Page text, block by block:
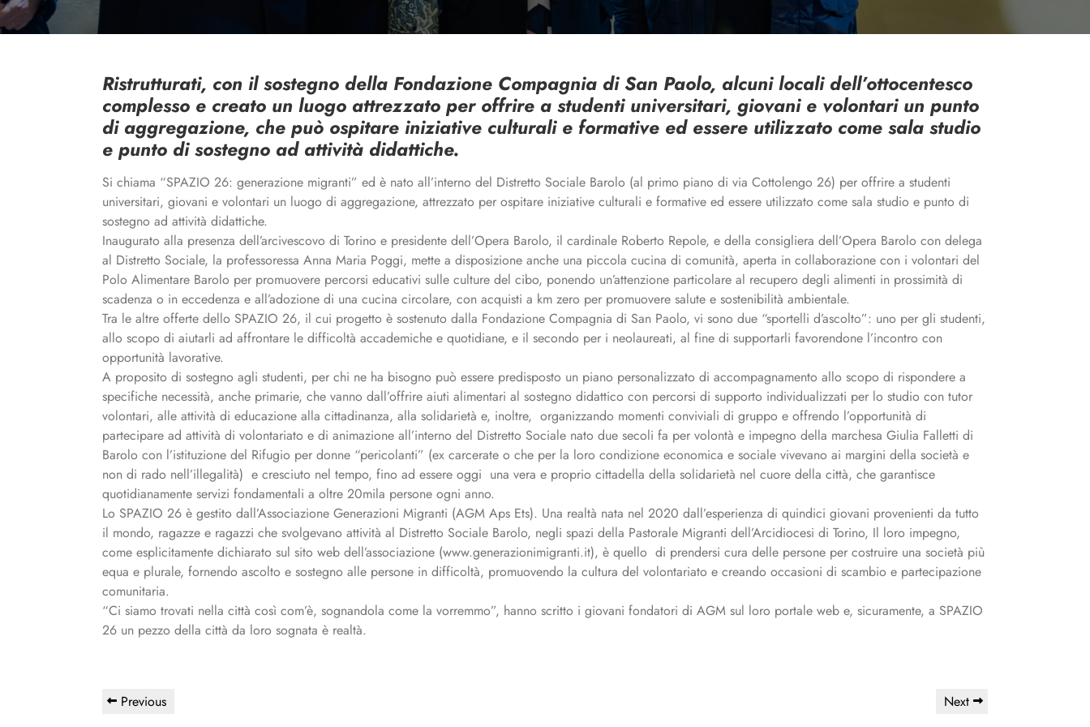
Ristrutturati, con il sostegno della Fondazione Compagnia di San Paolo, alcuni locali dell’ottocentesco
complesso e creato un luogo attrezzato per offrire a studenti universitari, giovani e volontari un punto
di aggregazione, che può ospitare iniziative culturali e formative ed essere utilizzato come sala studio
e punto di sostegno ad attività didattiche.
Si chiama “SPAZIO 26: generazione migranti” ed è nato all’interno del Distretto Sociale Barolo (al primo piano di via Cottolengo 26) per offrire a studenti
universitari, giovani e volontari un luogo di aggregazione, attrezzato per ospitare iniziative culturali e formative ed essere utilizzato come sala studio e punto di
sostegno ad attività didattiche.
Inaugurato alla presenza dell’arcivescovo di Torino e presidente dell’Opera Barolo, il cardinale Roberto Repole, e della consigliera dell’Opera Barolo con delega
al Distretto Sociale, la professoressa Anna Maria Poggi, mette a disposizione anche una piccola cucina di comunità, aperta in collaborazione con i volontari del
Polo Alimentare Barolo per promuovere percorsi educativi sulle culture del cibo, ponendo un’attenzione particolare al recupero degli alimenti in prossimità di
scadenza o in eccedenza e all’adozione di una cucina circolare, con acquisti a km zero per promuovere salute e sostenibilità ambientale.
Tra le altre offerte dello SPAZIO 26, il cui progetto è sostenuto dalla Fondazione Compagnia di San Paolo, vi sono due “sportelli d’ascolto”: uno per gli studenti,
allo scopo di aiutarli ad affrontare le difficoltà accademiche e quotidiane, e il secondo per i neolaureati, al fine di supportarli favorendone l’incontro con
opportunità lavorative.
A proposito di sostegno agli studenti, per chi ne ha bisogno può essere predisposto un piano personalizzato di accompagnamento allo scopo di rispondere a
specifiche necessità, anche primarie, che vanno dall’offrire aiuti alimentari al sostegno didattico con percorsi di supporto individualizzati per lo studio con tutor
volontari, alle attività di educazione alla cittadinanza, alla solidarietà e, inoltre, organizzando momenti conviviali di gruppo e offrendo l’opportunità di
partecipare ad attività di volontariato e di animazione all’interno del Distretto Sociale nato due secoli fa per volontà e impegno della marchesa Giulia Falletti di
Barolo con l’istituzione del Rifugio per donne “pericolanti” (ex carcerate o che per la loro condizione economica e sociale vivevano ai margini della società e
non di rado nell’illegalità) e cresciuto nel tempo, fino ad essere oggi una vera e proprio cittadella della solidarietà nel cuore della città, che garantisce
quotidianamente servizi fondamentali a oltre 20mila persone ogni anno.
Lo SPAZIO 26 è gestito dall’Associazione Generazioni Migranti (AGM Aps Ets). Una realtà nata nel 2020 dall’esperienza di quindici giovani provenienti da tutto
il mondo, ragazze e ragazzi che svolgevano attività al Distretto Sociale Barolo, negli spazi della Pastorale Migranti dell’Arcidiocesi di Torino, Il loro impegno,
come esplicitamente dichiarato sul sito web dell’associazione (www.generazionimigranti.it), è quello di prendersi cura delle persone per costruire una società più
equa e plurale, fornendo ascolto e sostegno alle persone in difficoltà, promuovendo la cultura del volontariato e creando occasioni di scambio e partecipazione
comunitaria.
“Ci siamo trovati nella città così com’è, sognandola come la vorremmo”, hanno scritto i giovani fondatori di AGM sul loro portale web e, sicuramente, a SPAZIO
26 un pezzo della città da loro sognata è realtà.
Navigazione
Previous
Previous
Next
Next